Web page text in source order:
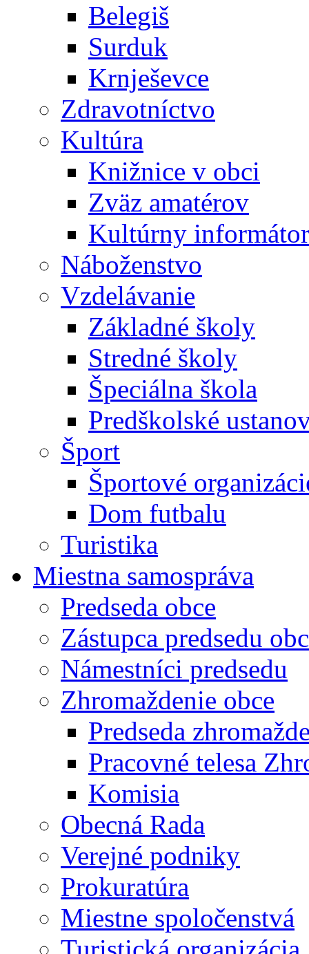
Belegiš
Surduk
Krnješevce
Zdravotníctvo
Kultúra
Knižnice v obci
Zväz amatérov
Kultúrny informátor
Náboženstvo
Vzdelávanie
Základné školy
Stredné školy
Špeciálna škola
Predškolské
Šport
Športové
Dom futbalu
Turistika
Miestna samospráva
Predseda obce
Zástupca predsedu
Námestníci predsedu
Zhromaždenie obce
Predseda
Pracovné telesa
Komisia
Obecná Rada
Verejné podniky
Prokuratúra
Miestne spoločenstvá